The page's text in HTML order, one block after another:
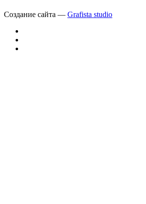
Создание сайта — Grafista studio